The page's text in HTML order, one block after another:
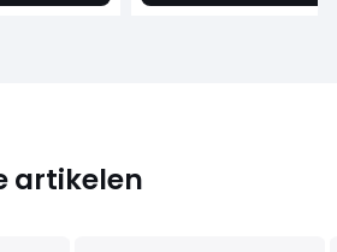
artikelen